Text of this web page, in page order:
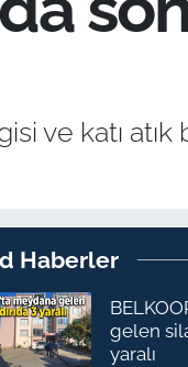
ve katı atık
Haberler
gelen
yaralı